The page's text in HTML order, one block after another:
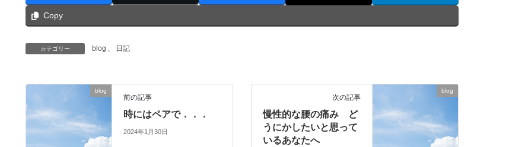
Copy
カテゴリー blog 、 日記
blog
前の記事
時にはペアで．．．
2024年1月30日
blog
次の記事
慢性的な腰の痛み ど
うにかしたいと思って
いるあなたへ